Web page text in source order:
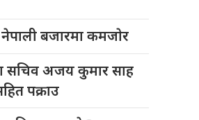
नेपाली बजारमा कमजाेर
सचिव अजय कुमार साह
पक्राउ